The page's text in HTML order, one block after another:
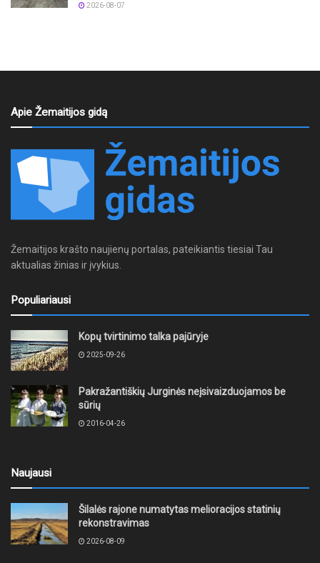
2026-08-07
Apie Žemaitijos gidą
Žemaitijos krašto naujienų portalas, pateikiantis tiesiai Tau
aktualias žinias ir įvykius.
Populiariausi
Kopų tvirtinimo talka pajūryje
2025-09-26
Pakražantiškių Jurginės neįsivaizduojamos be
sūrių
2016-04-26
Naujausi
Šilalės rajone numatytas melioracijos statinių
rekonstravimas
2026-08-09